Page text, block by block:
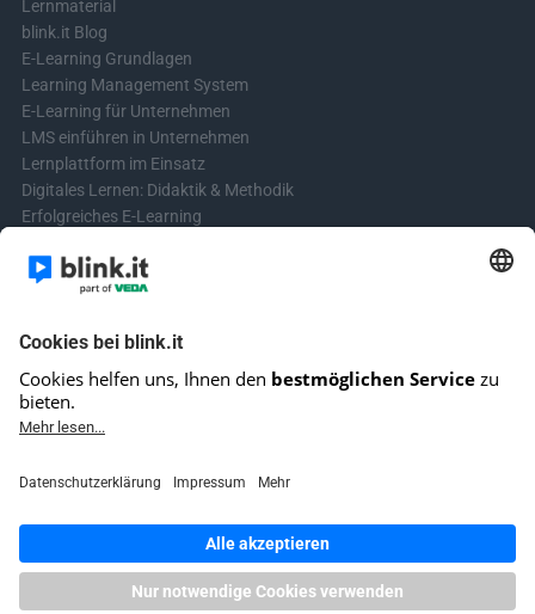
Lernmaterial
blink.it Blog
E-Learning Grundlagen
Learning Management System
E-Learning für Unternehmen
LMS einführen in Unternehmen
Lernplattform im Einsatz
Digitales Lernen: Didaktik & Methodik
Erfolgreiches E-Learning
Learning & Development
Videos für Online-Kurse erstellen
Kontakt aufnehmen
Kontaktformular
Fragen? Schreibe uns!
E-Mail-Kundensupport